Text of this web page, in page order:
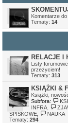
valdemar99•ndz
Może strona
Northwood
No i pięknie.
Ivellios •sob gru
Działają tylko
zewnętrznych
serwery, na
Komentarze
Tematy: 14
RELACJE I
Listy
przeżyciem!
Tematy: 313
KSIĄŻKI &
Książki,
Subfora:
INFRA
SPISKOWE
NAUKA
Tematy: 294